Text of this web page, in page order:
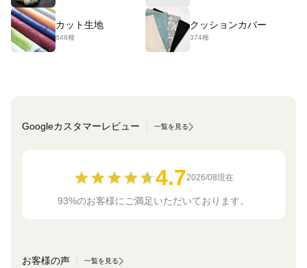
カット生地
648種
クッションカバー
374種
Googleカスタマーレビュー 一覧を見る
4.72026/08現在
93%のお客様にご満足いただいております。
お客様の声 一覧を見る